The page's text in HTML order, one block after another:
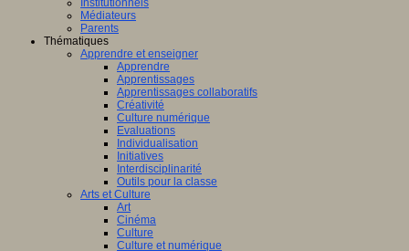
Institutionnels
Médiateurs
Parents
Thématiques
Apprendre et enseigner
Apprendre
Apprentissages
Apprentissages collaboratifs
Créativité
Culture numérique
Evaluations
Individualisation
Initiatives
Interdisciplinarité
Outils pour la classe
Arts et Culture
Art
Cinéma
Culture
Culture et numérique